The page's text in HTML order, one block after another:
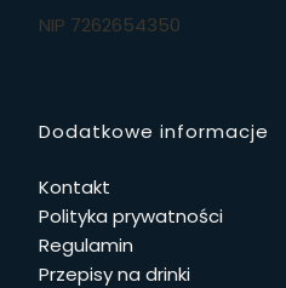
NIP 7262654350
Linki w stopce
Dodatkowe informacje
Kontakt
Polityka prywatności
Regulamin
Przepisy na drinki